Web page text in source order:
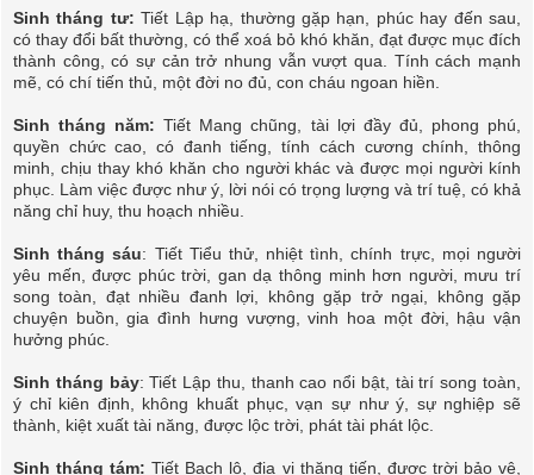
Sinh tháng tư:Tiết Lập hạ, thường gặp hạn, phúc hay đến sau,
có thay đổi bất thường, có thể xoá bỏ khó khăn, đạt được mục đích
thành công, có sự cản trở nhung vẫn vượt qua. Tính cách mạnh
mẽ, có chí tiến thủ, một đời no đủ, con cháu ngoan hiền.
Sinh tháng năm: Tiết Mang chũng, tài lợi đầy đủ, phong phú,
quyền chức cao, có đanh tiếng, tính cách cương chính, thông
minh, chịu thay khó khăn cho người khác và được mọi người kính
phục. Làm việc được như ý, lời nói có trọng lượng và trí tuệ, có khả
năng chỉ huy, thu hoạch nhiều.
Sinh tháng sáu: Tiết Tiểu thử, nhiệt tình, chính trực, mọi người
yêu mến, được phúc trời, gan dạ thông minh hơn người, mưu trí
song toàn, đạt nhiều đanh lợi, không gặp trở ngại, không gặp
chuyện buồn, gia đình hưng vượng, vinh hoa một đời, hậu vận
hưởng phúc.
Sinh tháng bảy: Tiết Lập thu, thanh cao nổi bật, tài trí song toàn,
ý chỉ kiên định, không khuất phục, vạn sự như ý, sự nghiệp sẽ
thành, kiệt xuất tài năng, được lộc trời, phát tài phát lộc.
Sinh tháng tám: Tiết Bạch lộ, địa vị thăng tiến, được trời bảo vệ,